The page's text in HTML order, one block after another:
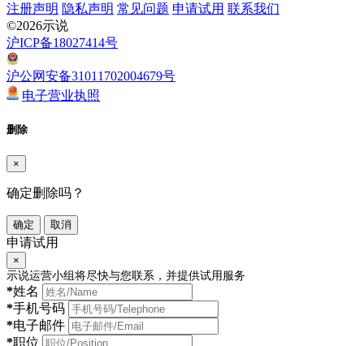
注册声明 隐私声明 常见问题 申请试用 联系我们
©2026示说
沪ICP备18027414号
沪公网安备31011702004679号
电子营业执照
删除
×
确定删除吗？
确定 取消
申请试用
×
示说运营小组将尽快与您联系，并提供试用服务
*姓名
*手机号码
*电子邮件
*职位